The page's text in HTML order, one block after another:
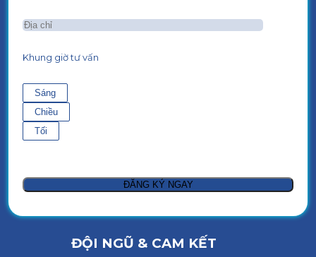
Khung giờ tư vấn
Sáng
Chiều
Tối
ĐỘI NGŨ & CAM KẾT